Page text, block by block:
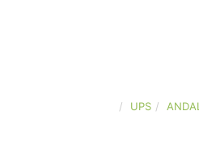
UPS